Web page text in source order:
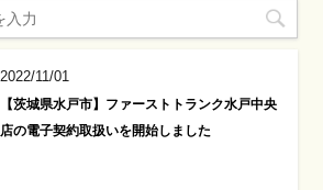
2022/11/01
【茨城県水戸市】ファーストトランク水戸中央
店の電子契約取扱いを開始しました